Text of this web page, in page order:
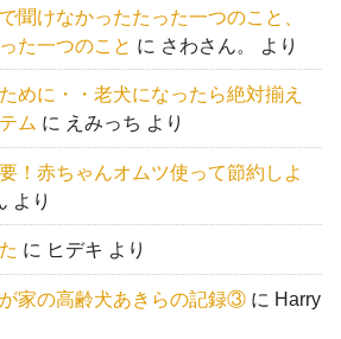
聞けなかったたった一つのこと、
た一つのこと に さわさん。 より
めに・・老犬になったら絶対揃え
ム に えみっち より
！赤ちゃんオムツ使って節約しよ
より
に ヒデキ より
家の高齢犬あきらの記録③ に Harry